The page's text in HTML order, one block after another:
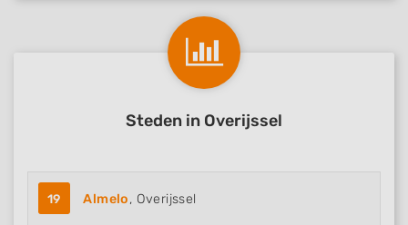
Steden in Overijssel
19 Almelo, Overijssel